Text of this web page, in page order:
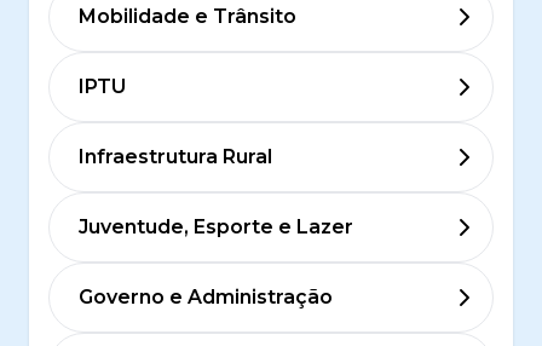
Mobilidade e Trânsito
IPTU
Infraestrutura Rural
Juventude, Esporte e Lazer
Governo e Administração